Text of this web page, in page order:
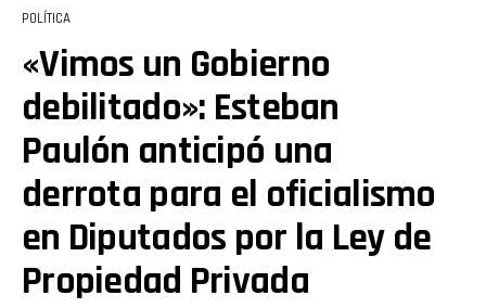
POLÍTICA
«Vimos un Gobierno
debilitado»: Esteban
Paulón anticipó una
derrota para el oficialismo
en Diputados por la Ley de
Propiedad Privada